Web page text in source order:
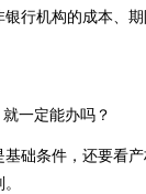
行机构的成本、期
一定能办吗？
础条件，还要看产